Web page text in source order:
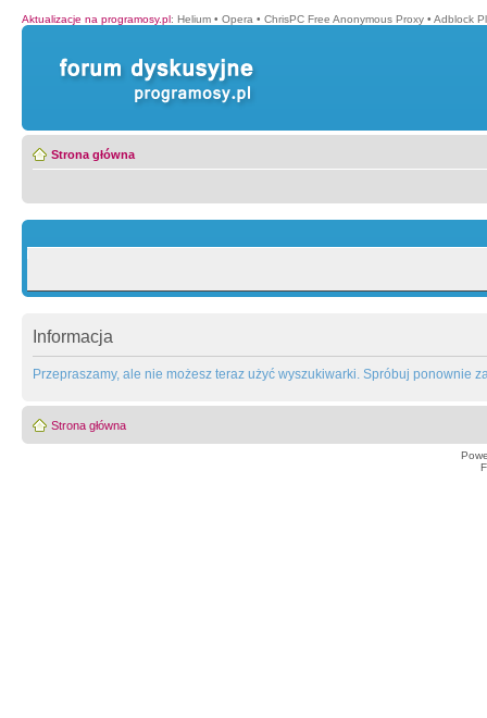
Aktualizacje na programosy.pl: Helium • Opera • ChrisPC Free Anonymous Proxy • Adblock
Strona główna
Informacja
Przepraszamy, ale nie możesz teraz użyć wyszukiwarki. Spróbuj ponownie
Strona główna